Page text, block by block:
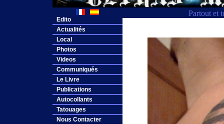
Partout et
Edito
Actualités
Local
Photos
Videos
Communiqués
Le Livre
Publications
Autocollants
Tatouages
Nous Contacter